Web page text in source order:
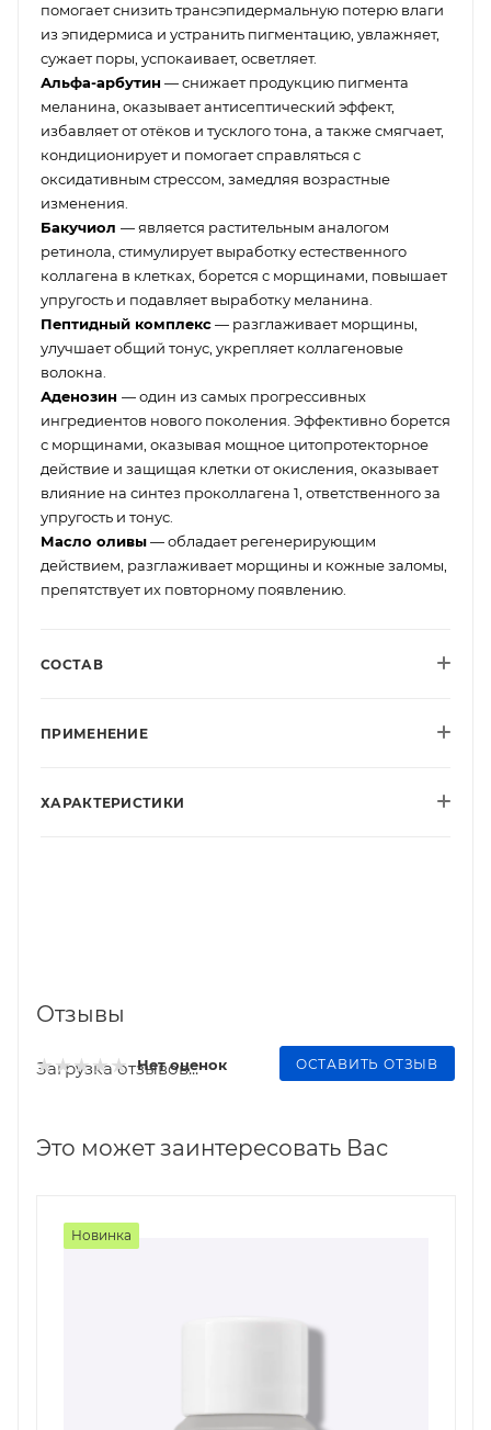
помогает снизить трансэпидермальную потерю влаги
из эпидермиса и устранить пигментацию, увлажняет,
сужает поры, успокаивает, осветляет.
Альфа-арбутин — снижает продукцию пигмента
меланина, оказывает антисептический эффект,
избавляет от отёков и тусклого тона, а также смягчает,
кондиционирует и помогает справляться с
оксидативным стрессом, замедляя возрастные
изменения.
Бакучиол — является растительным аналогом
ретинола, стимулирует выработку естественного
коллагена в клетках, борется с морщинами, повышает
упругость и подавляет выработку меланина.
Пептидный комплекс— разглаживает морщины,
улучшает общий тонус, укрепляет коллагеновые
волокна.
Аденозин — один из самых прогрессивных
ингредиентов нового поколения. Эффективно борется
с морщинами, оказывая мощное цитопротекторное
действие и защищая клетки от окисления, оказывает
влияние на синтез проколлагена 1, ответственного за
упругость и тонус.
Масло оливы— обладает регенерирующим
действием, разглаживает морщины и кожные заломы,
препятствует их повторному появлению.
СОСТАВ
ПРИМЕНЕНИЕ
ХАРАКТЕРИСТИКИ
Отзывы
Нет оценок ОСТАВИТЬ ОТЗЫВ
Загрузка отзывов...
Это может заинтересовать Вас
Новинка